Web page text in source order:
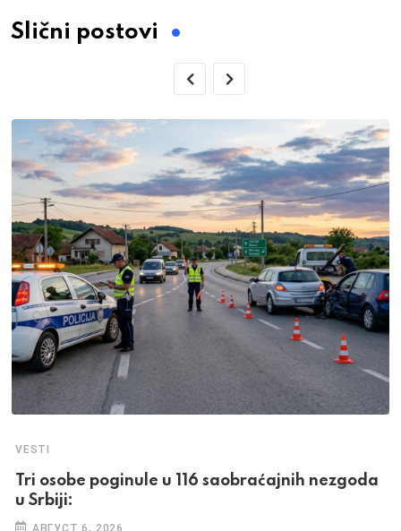
Slični postovi
VESTI
Tri osobe poginule u 116 saobraćajnih nezgoda
u Srbiji: